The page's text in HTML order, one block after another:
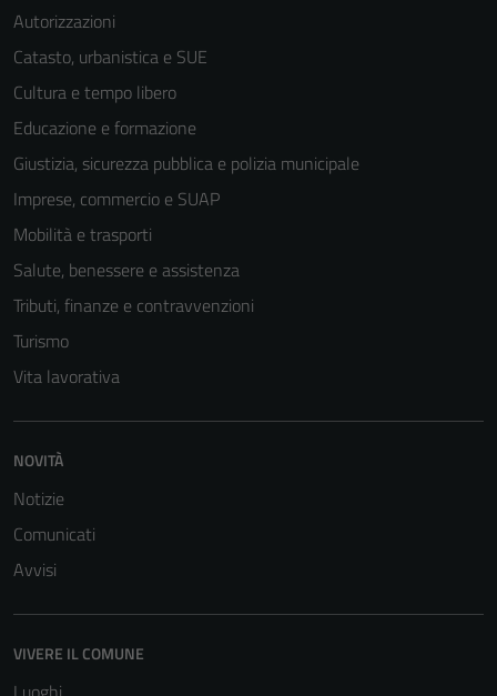
Autorizzazioni
Catasto, urbanistica e SUE
Cultura e tempo libero
Educazione e formazione
Giustizia, sicurezza pubblica e polizia municipale
Imprese, commercio e SUAP
Mobilità e trasporti
Salute, benessere e assistenza
Tributi, finanze e contravvenzioni
Turismo
Vita lavorativa
NOVITÀ
Notizie
Comunicati
Avvisi
VIVERE IL COMUNE